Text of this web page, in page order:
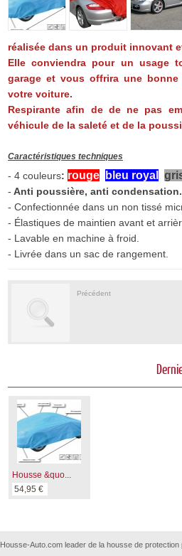
réalisée dans un produit innovant
Elle conviendra pour un usage
garage et vous offrira une
votre voiture.
Respirante afin de de ne pas
véhicule de la saleté et de la
Caractéristiques techniques
- 4 couleurs: rouge bleu royal
- Anti poussière, anti condensation.
- Confectionnée dans un non tissé
- Élastiques de maintien avant et
- Lavable en machine à froid.
- Livrée dans un sac de rangement.
Précédent
Housse &quo...
54,95 €
Housse-Auto.com leader de la housse de protection